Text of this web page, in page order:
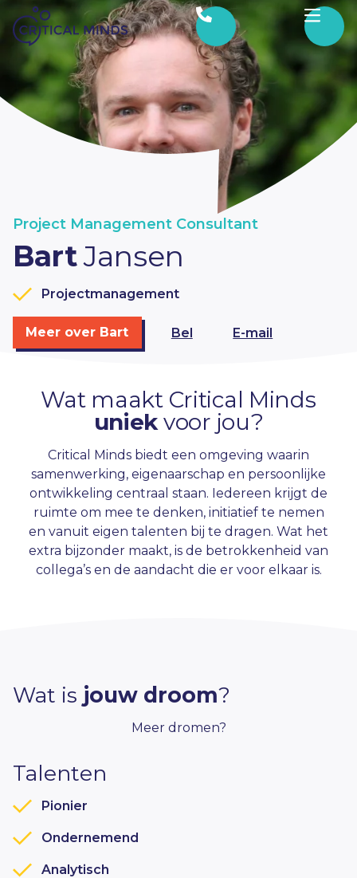
Ga naar de inhoud
Project Management Consultant
BartJansen
Projectmanagement
Meer over Bart Bel E-mail
Wat maakt Critical Minds
uniekvoor jou?
Critical Minds biedt een omgeving waarin
samenwerking, eigenaarschap en persoonlijke
ontwikkeling centraal staan. Iedereen krijgt de
ruimte om mee te denken, initiatief te nemen
en vanuit eigen talenten bij te dragen. Wat het
extra bijzonder maakt, is de betrokkenheid van
collega’s en de aandacht die er voor elkaar is.
Wat is jouw droom?
Meer dromen?
Talenten
Pionier
Ondernemend
Analytisch